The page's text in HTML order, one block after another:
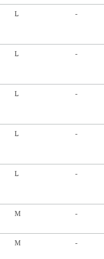
L -
L -
L -
L -
L -
M -
M -